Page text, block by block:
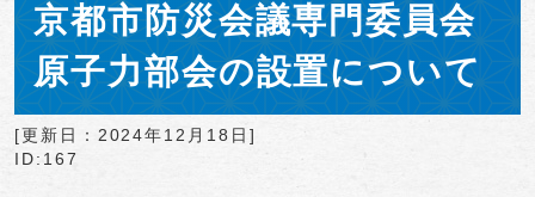
京都市防災会議専門委員会
原子力部会の設置について
[更新日： 2024年12月18日 ]
ID:167